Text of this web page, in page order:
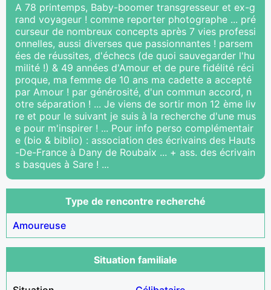
A 78 printemps, Baby-boomer transgresseur et ex-g
rand voyageur ! comme reporter photographe ... pré
curseur de nombreux concepts après 7 vies professi
onnelles, aussi diverses que passionnantes ! parsem
ées de réussites, d'échecs (de quoi sauvegarder l'hu
milité !) & 49 années d'Amour et de pure fidélité réci
proque, ma femme de 10 ans ma cadette a accepté
par Amour ! par générosité, d'un commun accord, n
otre séparation ! ... Je viens de sortir mon 12 ème liv
re et pour le suivant je suis à la recherche d'une mus
e pour m'inspirer ! ... Pour info perso complémentair
e (bio & biblio) : association des écrivains des Hauts
-De-France à Dany de Roubaix ... + ass. des écrivain
s basques à Sare ! ...
Type de rencontre recherché
Amoureuse
Situation familiale